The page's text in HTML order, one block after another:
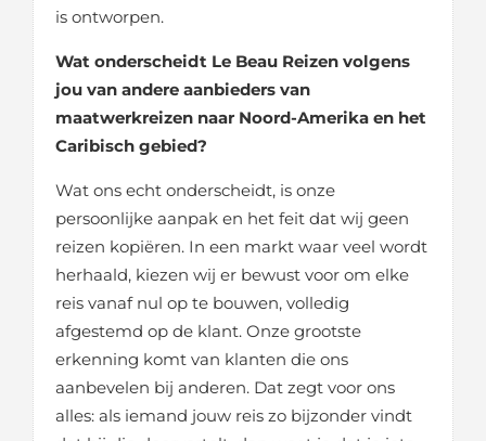
is ontworpen.
Wat onderscheidt Le Beau Reizen volgens
jou van andere aanbieders van
maatwerkreizen naar Noord-Amerika en het
Caribisch gebied?
Wat ons echt onderscheidt, is onze
persoonlijke aanpak en het feit dat wij geen
reizen kopiëren. In een markt waar veel wordt
herhaald, kiezen wij er bewust voor om elke
reis vanaf nul op te bouwen, volledig
afgestemd op de klant. Onze grootste
erkenning komt van klanten die ons
aanbevelen bij anderen. Dat zegt voor ons
alles: als iemand jouw reis zo bijzonder vindt